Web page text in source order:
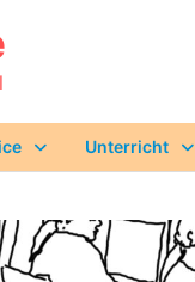
Unterricht